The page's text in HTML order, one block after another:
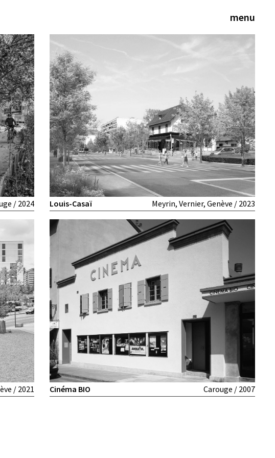
menu
/ 2024 Louis-Casaï Meyrin, Vernier, Genève / 2023
/ 2021 Cinéma BIO Carouge / 2007